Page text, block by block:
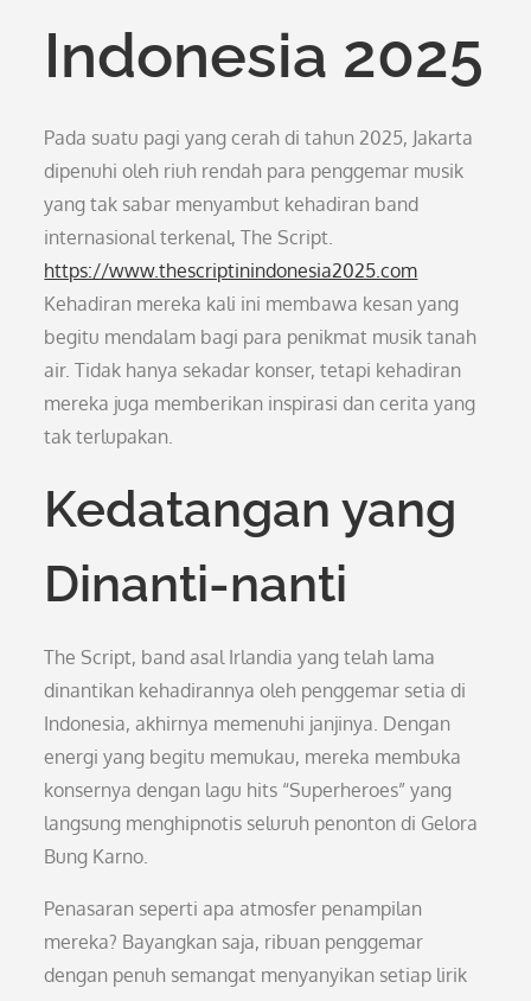
Indonesia 2025
Pada suatu pagi yang cerah di tahun 2025, Jakarta
dipenuhi oleh riuh rendah para penggemar musik
yang tak sabar menyambut kehadiran band
internasional terkenal, The Script.
https://www.thescriptinindonesia2025.com
Kehadiran mereka kali ini membawa kesan yang
begitu mendalam bagi para penikmat musik tanah
air. Tidak hanya sekadar konser, tetapi kehadiran
mereka juga memberikan inspirasi dan cerita yang
tak terlupakan.
Kedatangan yang
Dinanti-nanti
The Script, band asal Irlandia yang telah lama
dinantikan kehadirannya oleh penggemar setia di
Indonesia, akhirnya memenuhi janjinya. Dengan
energi yang begitu memukau, mereka membuka
konsernya dengan lagu hits “Superheroes” yang
langsung menghipnotis seluruh penonton di Gelora
Bung Karno.
Penasaran seperti apa atmosfer penampilan
mereka? Bayangkan saja, ribuan penggemar
dengan penuh semangat menyanyikan setiap lirik